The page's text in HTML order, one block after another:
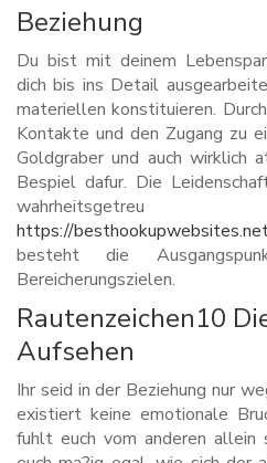
Beziehung
Du bist mit deinem
dich bis ins Detail
materiellen konstituieren.
Kontakte und den Zugang zu
Goldgraber und auch wirklich
Bespiel dafur. Die
https://
besteht die
Bereicherungszielen.
Rautenzeichen10
Aufsehen
Ihr seid in der Beziehung nur
existiert keine emotionale
fuhlt euch vom anderen